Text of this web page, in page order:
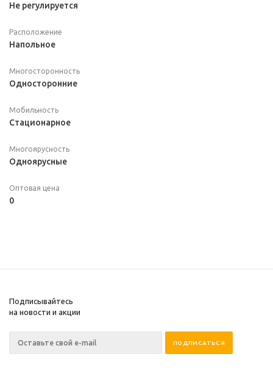
Не регулируется
Расположение
Напольное
Многосторонность
Односторонние
Мобильность
Стационарное
Многоярусность
Одноярусные
Оптовая цена
0
Подписывайтесь
на новости и акции